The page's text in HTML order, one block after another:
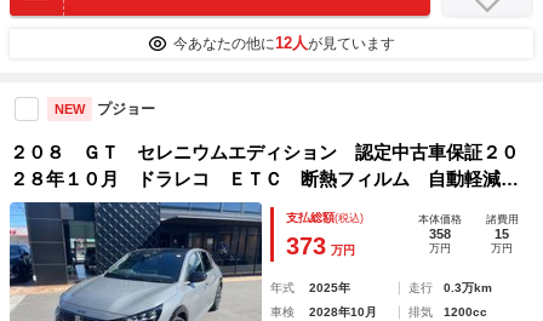
今あなたの他に12人が見ています
NEW プジョー
２０８ ＧＴ セレニウムエディション 認定中古車保証２０
２８年１０月 ドラレコ ＥＴＣ 断熱フィルム 自動軽減ブ
レーキ ＬＥＤヘッドライト バックカメラ カープレイ＆ア
ンドロイドオート ＡＣＣ
支払総額(税込)
373 万円
本体価格
358
万円
諸費用
15
万円
年式 2025年 走行
0.3万km
車検
2028年10月 排気
1200cc